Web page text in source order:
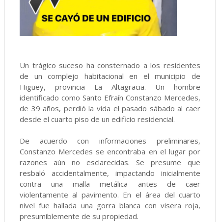
Un trágico suceso ha consternado a los residentes
de un complejo habitacional en el municipio de
Higüey, provincia La Altagracia. Un hombre
identificado como Santo Efraín Constanzo Mercedes,
de 39 años, perdió la vida el pasado sábado al caer
desde el cuarto piso de un edificio residencial.
De acuerdo con informaciones preliminares,
Constanzo Mercedes se encontraba en el lugar por
razones aún no esclarecidas. Se presume que
resbaló accidentalmente, impactando inicialmente
contra una malla metálica antes de caer
violentamente al pavimento. En el área del cuarto
nivel fue hallada una gorra blanca con visera roja,
presumiblemente de su propiedad.